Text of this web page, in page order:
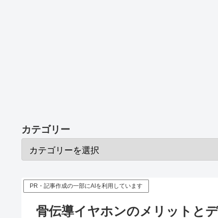
カテゴリー
PR・記事作成の一部にAIを利用しています
骨伝導イヤホンのメリットと